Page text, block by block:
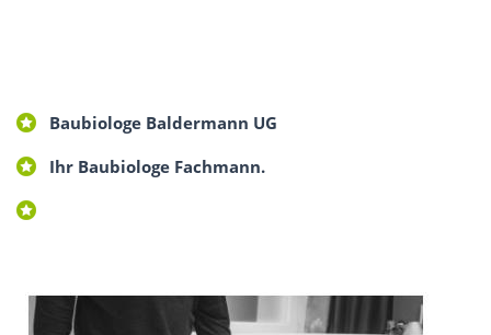
Baubiologe Baldermann UG
Ihr Baubiologe Fachmann.